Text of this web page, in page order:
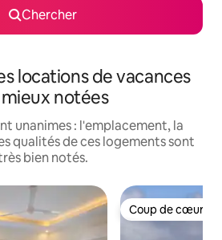
Chercher
locations de vacances
mieux notées
unanimes : l'emplacement, la
qualités de ces logements sont
bien notés.
Coup de cœur
Coup de cœur